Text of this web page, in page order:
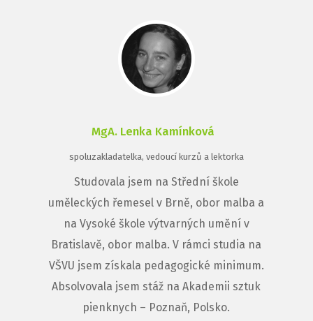
MgA. Lenka Kamínková
spoluzakladatelka, vedoucí kurzů a lektorka
Studovala jsem na Střední škole
uměleckých řemesel v Brně, obor malba a
na Vysoké škole výtvarných umění v
Bratislavě, obor malba. V rámci studia na
VŠVU jsem získala pedagogické minimum.
Absolvovala jsem stáž na Akademii sztuk
pienknych – Poznaň, Polsko.